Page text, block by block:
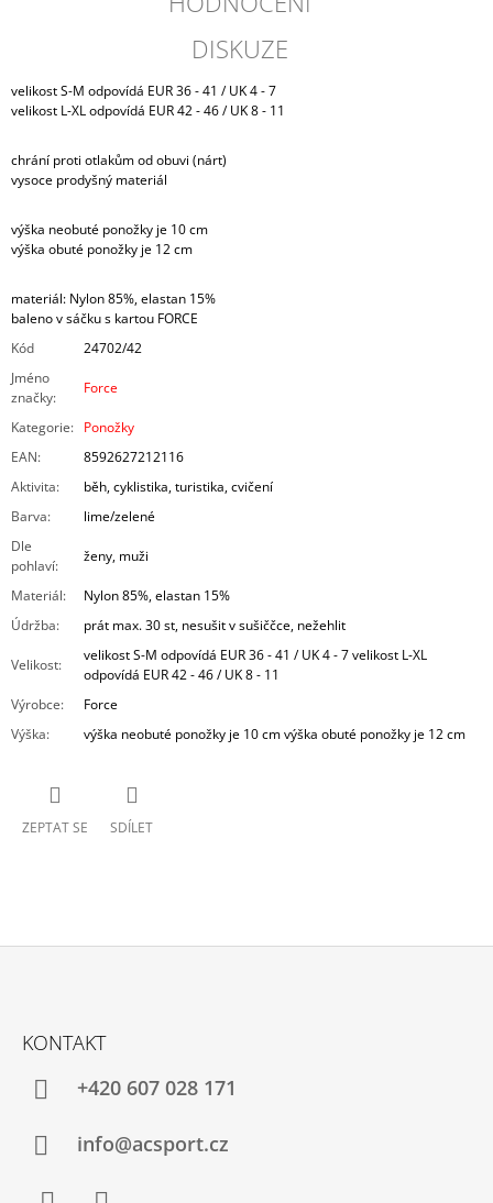
DISKUZE
velikost S-M odpovídá EUR 36 - 41 / UK 4 - 7
velikost L-XL odpovídá EUR 42 - 46 / UK 8 - 11
chrání proti otlakům od obuvi (nárt)
vysoce prodyšný materiál
výška neobuté ponožky je 10 cm
výška obuté ponožky je 12 cm
materiál: Nylon 85%, elastan 15%
baleno v sáčku s kartou FORCE
Kód
24702/42
Jméno
značky:
Force
Kategorie: Ponožky
EAN:
8592627212116
Aktivita:
běh, cyklistika, turistika, cvičení
Barva:
lime/zelené
Dle
pohlaví:
ženy, muži
Materiál:
Nylon 85%, elastan 15%
Údržba: prát max. 30 st, nesušit v sušiččce, nežehlit
Velikost:
velikost S-M odpovídá EUR 36 - 41 / UK 4 - 7 velikost L-XL
odpovídá EUR 42 - 46 / UK 8 - 11
Výrobce:
Force
Výška: výška neobuté ponožky je 10 cm výška obuté ponožky je 12 cm
ZEPTAT SE SDÍLET
KONTAKT
+420 607 028 171
info@acsport.cz